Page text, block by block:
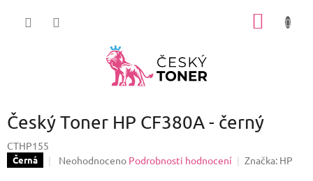
Český Toner HP CF380A - černý
CTHP155
Černá
Průměrné
Neohodnoceno Podrobnosti hodnocení Značka: HP